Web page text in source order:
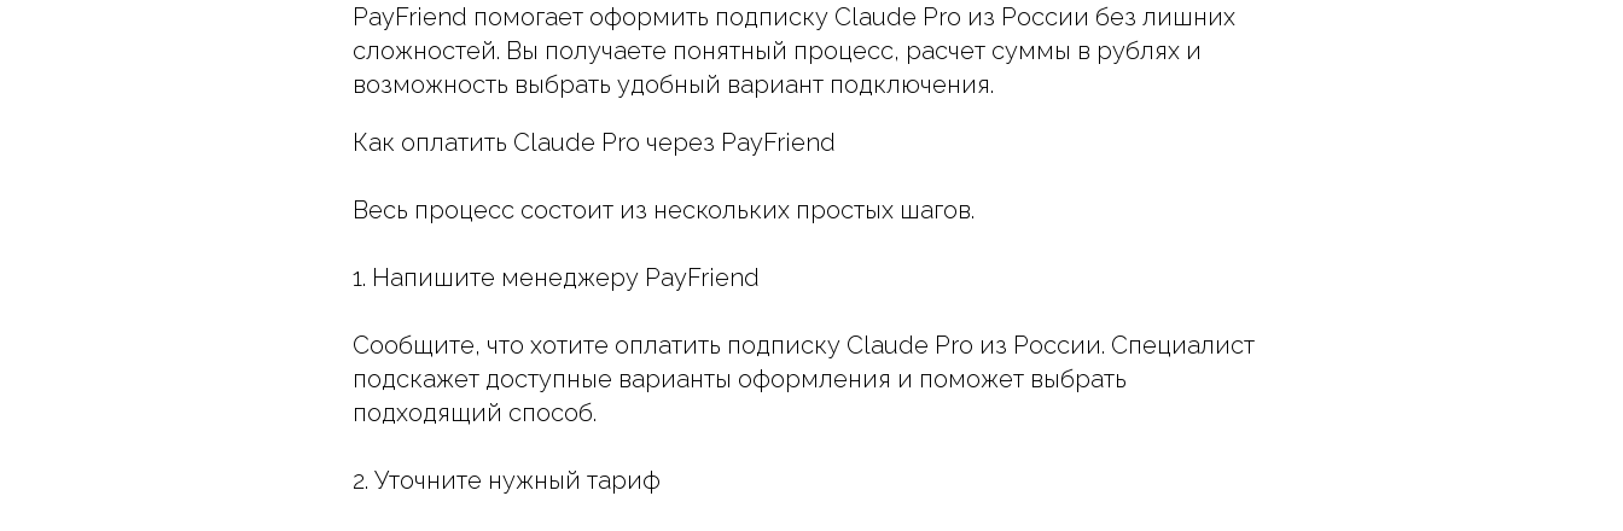
PayFriend помогает оформить подписку Claude Pro из России без лишних
сложностей. Вы получаете понятный процесс, расчет суммы в рублях и
возможность выбрать удобный вариант подключения.
Как оплатить Claude Pro через PayFriend
Весь процесс состоит из нескольких простых шагов.
1. Напишите менеджеру PayFriend
Сообщите, что хотите оплатить подписку Claude Pro из России. Специалист
подскажет доступные варианты оформления и поможет выбрать
подходящий способ.
2. Уточните нужный тариф